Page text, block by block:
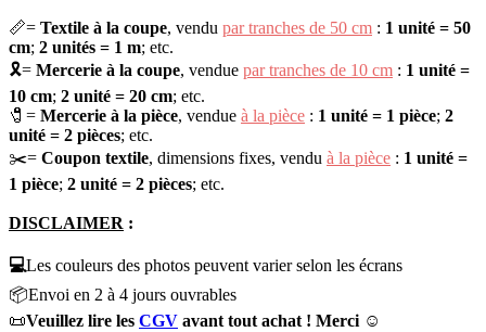
📏= Textile à la coupe, vendu par tranches de 50 cm : 1 unité = 50
cm; 2 unités = 1 m; etc.
🎗️= Mercerie à la coupe, vendue par tranches de 10 cm : 1 unité =
10 cm; 2 unité = 20 cm; etc.
🧷 = Mercerie à la pièce, vendue à la pièce : 1 unité = 1 pièce; 2
unité = 2 pièces; etc.
✂️= Coupon textile, dimensions fixes, vendu à la pièce : 1 unité =
1 pièce; 2 unité = 2 pièces; etc.
DISCLAIMER :
💻Les couleurs des photos peuvent varier selon les écrans
📦Envoi en 2 à 4 jours ouvrables
📜Veuillez lire les C​GV avant tout achat ! Merci ☺️